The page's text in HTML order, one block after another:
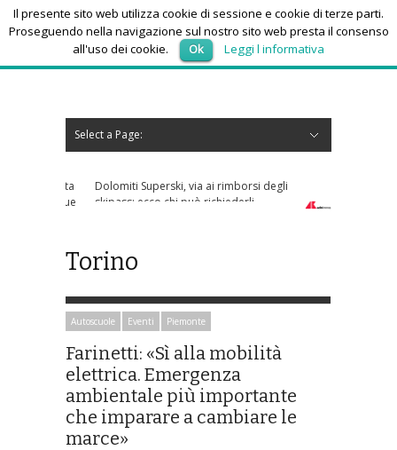
sabato 8, Agosto 2026
Select a Page:
Dolomiti Superski, via ai rimborsi degli
skipass: ecco chi può richiederli
Torino
Autoscuole Eventi Piemonte
Farinetti: «Sì alla mobilità
elettrica. Emergenza
ambientale più importante
che imparare a cambiare le
marce»
Il presente sito web utilizza cookie di sessione e cookie di terze parti.
Proseguendo nella navigazione sul nostro sito web presta il consenso
all'uso dei cookie.
Ok Leggi l informativa